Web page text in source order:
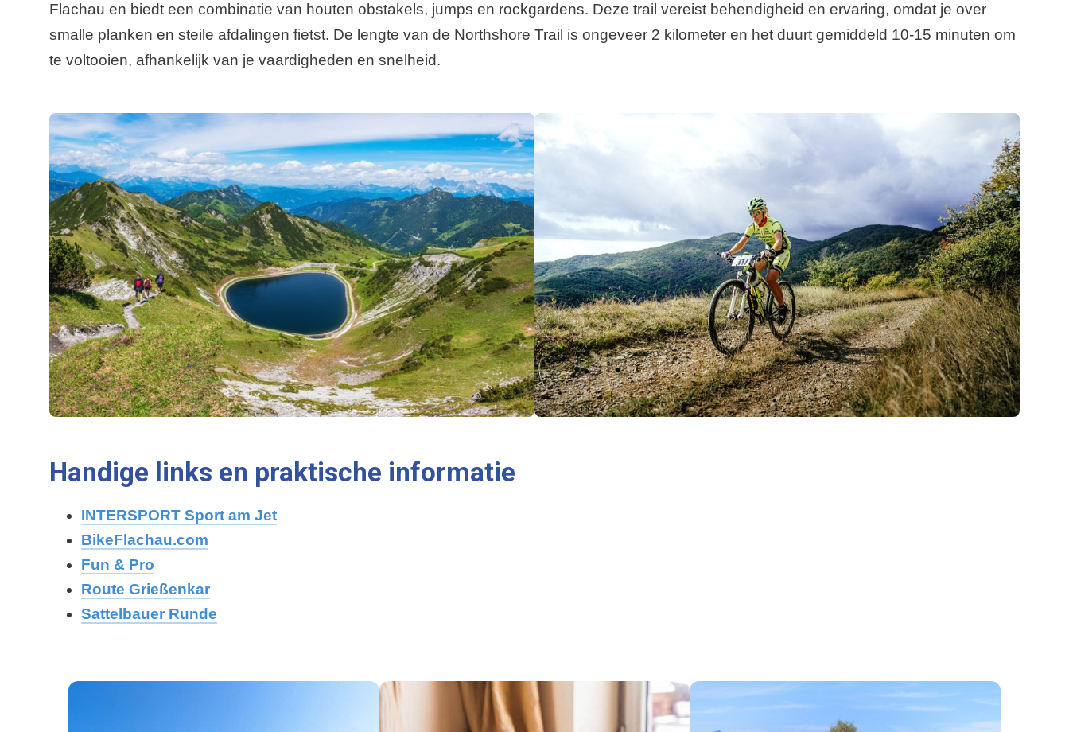
Flachau en biedt een combinatie van houten obstakels, jumps en rockgardens. Deze trail vereist behendigheid en ervaring, omdat je over
smalle planken en steile afdalingen fietst. De lengte van de Northshore Trail is ongeveer 2 kilometer en het duurt gemiddeld 10-15 minuten om
te voltooien, afhankelijk van je vaardigheden en snelheid.
Handige links en praktische informatie
INTERSPORT Sport am Jet
BikeFlachau.com
Fun & Pro
Route Grießenkar
Sattelbauer Runde